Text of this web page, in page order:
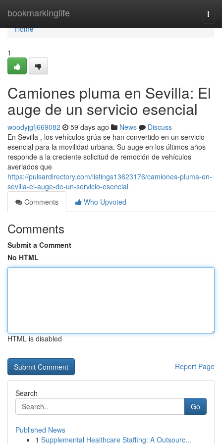
bookmarkinglife
Home
Home
1
Camiones pluma en Sevilla: El
auge de un servicio esencial
woodyjgfj669082 59 days ago News
Discuss
En Sevilla , los vehículos grúa se han convertido en un servicio
esencial para la movilidad urbana. Su auge en los últimos años
responde a la creciente solicitud de remoción de vehículos
averiados que
https://pulsardirectory.com/listings13623176/camiones-pluma-en-
sevilla-el-auge-de-un-servicio-esencial
Comments
Who Upvoted
Comments
Submit a Comment
No HTML
HTML is disabled
Report Page
Search
Go
Published News
1 Supplemental Healthcare Staffing: A Outsourc...